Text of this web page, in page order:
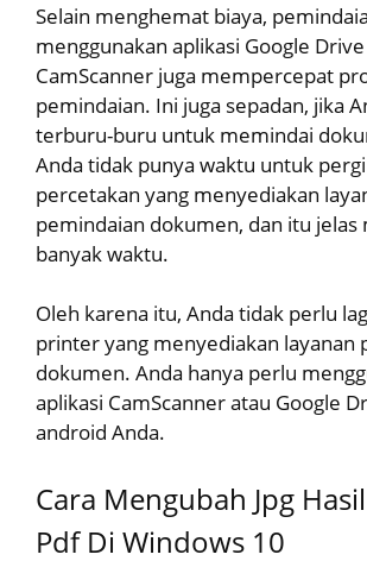
Selain menghemat biaya,
menggunakan aplikasi Google
CamScanner juga mempercepat
pemindaian. Ini juga sepadan, jika
terburu-buru untuk memindai
Anda tidak punya waktu untuk
percetakan yang menyediakan
pemindaian dokumen, dan itu jelas
banyak waktu.
Oleh karena itu, Anda tidak perlu
printer yang menyediakan layanan
dokumen. Anda hanya perlu
aplikasi CamScanner atau Google
android Anda.
Cara Mengubah Jpg
Pdf Di Windows 10